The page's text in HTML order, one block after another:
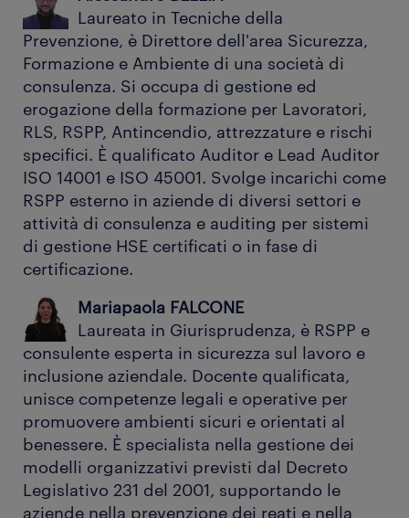
Laureato in Tecniche della
Prevenzione, è Direttore dell'area Sicurezza,
Formazione e Ambiente di una società di
consulenza. Si occupa di gestione ed
erogazione della formazione per Lavoratori,
RLS, RSPP, Antincendio, attrezzature e rischi
specifici. È qualificato Auditor e Lead Auditor
ISO 14001 e ISO 45001. Svolge incarichi come
RSPP esterno in aziende di diversi settori e
attività di consulenza e auditing per sistemi
di gestione HSE certificati o in fase di
certificazione.
Mariapaola FALCONE
Laureata in Giurisprudenza, è RSPP e
consulente esperta in sicurezza sul lavoro e
inclusione aziendale. Docente qualificata,
unisce competenze legali e operative per
promuovere ambienti sicuri e orientati al
benessere. È specialista nella gestione dei
modelli organizzativi previsti dal Decreto
Legislativo 231 del 2001, supportando le
aziende nella prevenzione dei reati e nella